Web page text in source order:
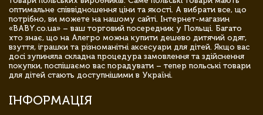
оптимальне співвідношення ціни та якості. А вибрати все, що
потрібно, ви можете на нашому сайті. Інтернет-магазин
«BABY.co.ua» – ваш торговий посередник у Польщі. Багато
хто знає, що на Алегро можна купити дешево дитячий одяг,
взуття, іграшки та різноманітні аксесуари для дітей. Якщо вас
досі зупиняла складна процедура замовлення та здійснення
покупки, поспішаємо вас порадувати – тепер польські товари
для дітей стають доступнішими в Україні.
ІНФОРМАЦІЯ